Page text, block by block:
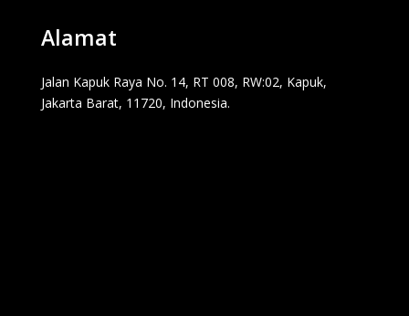
Alamat
Jalan Kapuk Raya No. 14, RT 008, RW:02, Kapuk,
Jakarta Barat, 11720, Indonesia.